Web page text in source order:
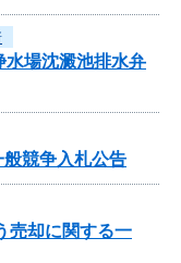
水場沈澱池排水弁
競争入札公告
売却に関する一